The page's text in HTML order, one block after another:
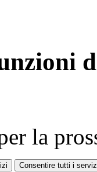
la
Consentire tutti i